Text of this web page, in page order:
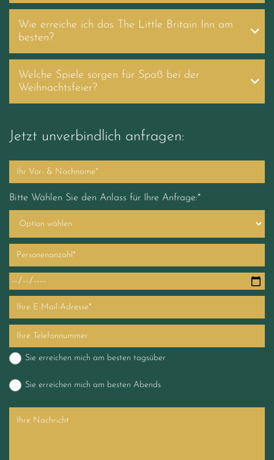
Wie erreiche ich das The Little Britain Inn am
besten?
Welche Spiele sorgen für Spaß bei der
Weihnachtsfeier?
Jetzt unverbindlich anfragen:
Bitte Wählen Sie den Anlass für Ihre Anfrage:*
Sie erreichen mich am besten tagsüber
Sie erreichen mich am besten Abends